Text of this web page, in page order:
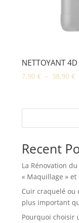
NETTOYANT
7,90 € – 38,90 €
Recent
La Rénovation
« Maquillage » et
Cuir craquelé ou
plus important
Pourquoi choisir